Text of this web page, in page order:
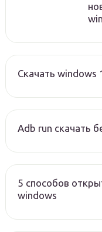
Скачать windows
Adb run скачать
5 способов
windows